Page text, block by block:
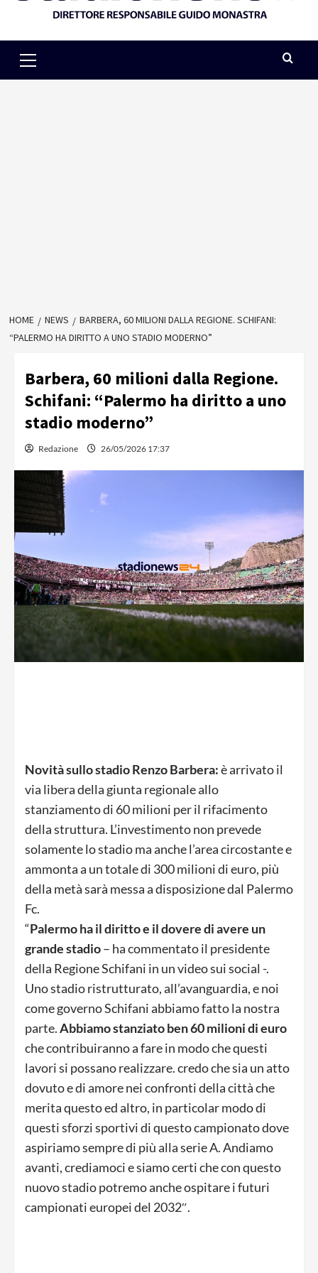
Menu
HOME NEWS
BARBERA, 60 MILIONI DALLA REGIONE. SCHIFANI:
“PALERMO HA DIRITTO A UNO STADIO MODERNO”
Barbera, 60 milioni dalla Regione.
Schifani: “Palermo ha diritto a uno
stadio moderno”
Redazione 26/05/2026 17:37
Novità sullo stadio Renzo Barbera:è arrivato il
via libera della giunta regionale allo
stanziamento di 60 milioni per il rifacimento
della struttura. L’investimento non prevede
solamente lo stadio ma anche l’area circostante e
ammonta a un totale di 300 milioni di euro, più
della metà sarà messa a disposizione dal Palermo
Fc.
“Palermo ha il diritto e il dovere di avere un
grande stadio– ha commentato il presidente
della Regione Schifani in un video sui social -.
Uno stadio ristrutturato, all’avanguardia, e noi
come governo Schifani abbiamo fatto la nostra
parte.Abbiamo stanziato ben 60 milioni di euro
che contribuiranno a fare in modo che questi
lavori si possano realizzare. credo che sia un atto
dovuto e di amore nei confronti della città che
merita questo ed altro, in particolar modo di
questi sforzi sportivi di questo campionato dove
aspiriamo sempre di più alla serie A. Andiamo
avanti, crediamoci e siamo certi che con questo
nuovo stadio potremo anche ospitare i futuri
campionati europei del 2032″.